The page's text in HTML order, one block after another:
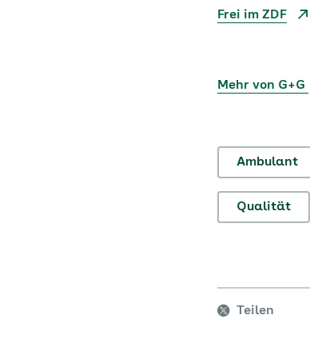
Frei im ZDF
Mehr von G+G
Ambulant
Qualität
Teilen